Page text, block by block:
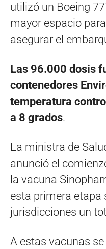
utilizó un Boeing
mayor espacio
asegurar el
Las 96.000 dosis
contenedores
temperatura
a 8 grados.
La ministra de
anunció el
la vacuna
esta primera etapa
jurisdicciones un
A estas vacunas